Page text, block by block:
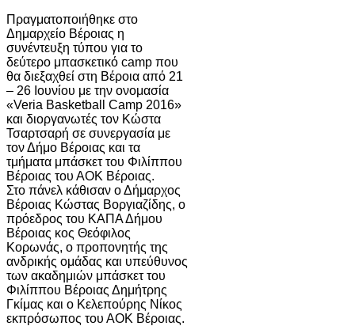
Πραγματοποιήθηκε στο
Δημαρχείο Βέροιας η
συνέντευξη τύπου για το
δεύτερο μπασκετικό camp που
θα διεξαχθεί στη Βέροια από 21
– 26 Ιουνίου με την ονομασία
«Veria Basketball Camp 2016»
και διοργανωτές τον Κώστα
Τσαρτσαρή σε συνεργασία με
τον Δήμο Βέροιας και τα
τμήματα μπάσκετ του Φιλίππου
Βέροιας του ΑΟΚ Βέροιας.
Στο πάνελ κάθισαν ο Δήμαρχος
Βέροιας Κώστας Βοργιαζίδης, ο
πρόεδρος του ΚΑΠΑ Δήμου
Βέροιας κος Θεόφιλος
Κορωνάς, ο προπονητής της
ανδρικής ομάδας και υπεύθυνος
των ακαδημιών μπάσκετ του
Φιλίππου Βέροιας Δημήτρης
Γκίμας και ο Κελεπούρης Νίκος
εκπρόσωπος του ΑΟΚ Βέροιας.